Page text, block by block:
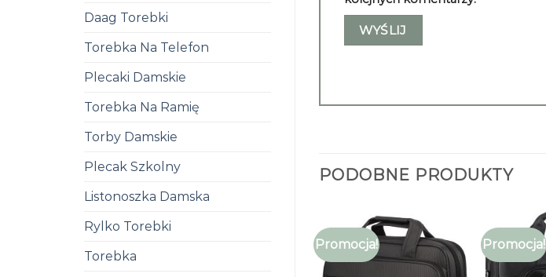
Daag Torebki
Torebka Na Telefon
Plecaki Damskie
Torebka Na Ramię
Torby Damskie
Plecak Szkolny
Listonoszka Damska
Rylko Torebki
Torebka
PODOBNE PRODUKTY
Promocja! Promocja!